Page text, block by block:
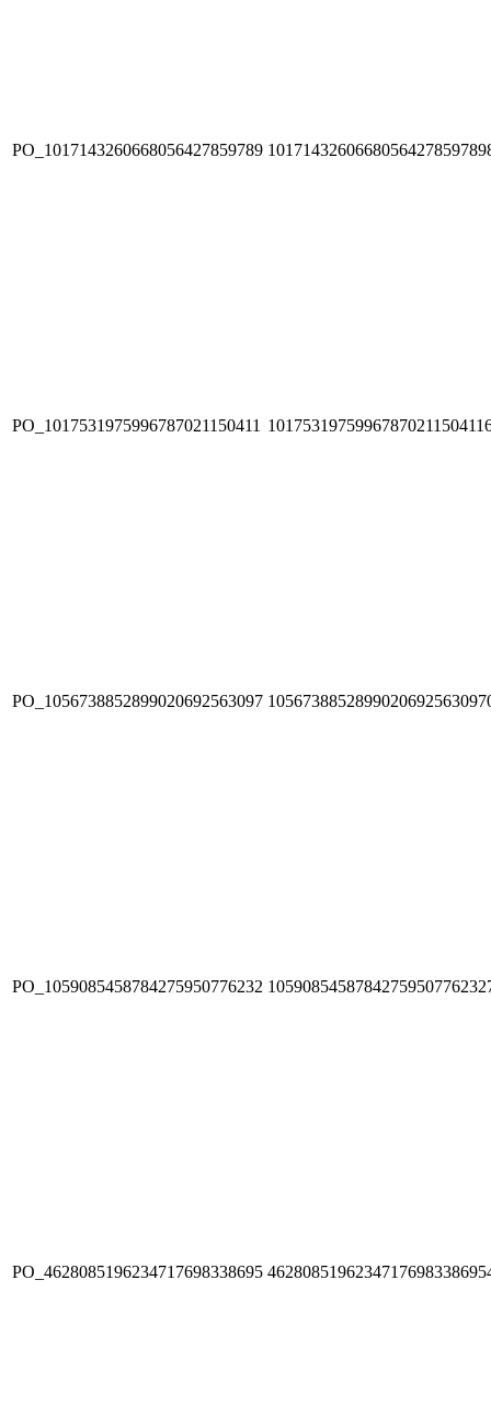
PO_1017143260668056427859789
PO_1017531975996787021150411
PO_1056738852899020692563097
PO_1059085458784275950776232
PO_4628085196234717698338695